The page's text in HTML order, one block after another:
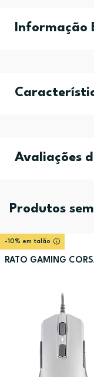
Informação
Avaliações
Produtos
-10% em talão
RATO GAMING